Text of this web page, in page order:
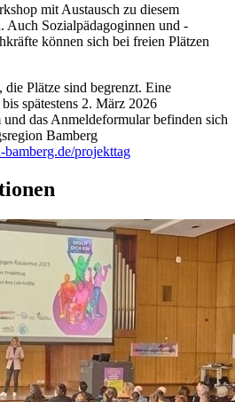
mit Austausch zu diesem
Auch Sozialpädagoginnen und -
können sich bei freien Plätzen
Plätze sind begrenzt. Eine
spätestens 2. März 2026
das Anmeldeformular befinden sich
Bamberg
projekttag